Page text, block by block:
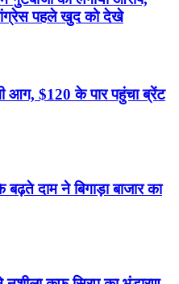
पहले खुद को देखे
आग, $120 के पार पहुंचा ब्रेंट
दाम ने बिगाड़ा बाजार का